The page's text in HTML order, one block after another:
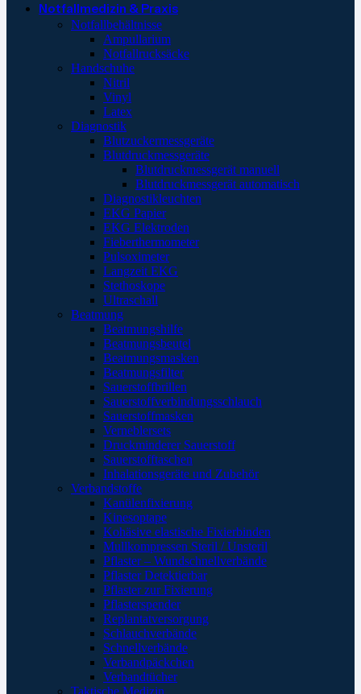
Notfallmedizin & Praxis
Notfallbehältnisse
Ampullarium
Notfallrucksäcke
Handschuhe
Nitril
Vinyl
Latex
Diagnostik
Blutzuckermessgeräte
Blutdruckmessgeräte
Blutdruckmessgerät manuell
Blutdruckmessgerät automatisch
Diagnostikleuchten
EKG Papier
EKG Elektroden
Fieberthermometer
Pulsoximeter
Langzeit EKG
Stethoskope
Ultraschall
Beatmung
Beatmungshilfe
Beatmungsbeutel
Beatmungsmasken
Beatmungsfilter
Sauerstoffbrillen
Sauerstoffverbindungsschlauch
Sauerstoffmasken
Verneblersets
Druckminderer Sauerstoff
Sauerstofftaschen
Inhalationsgeräte und Zubehör
Verbandstoffe
Kanülenfixierung
Kinesoptape
Kohäsive elastische Fixierbinden
Mullkompressen Steril / Unsteril
Pflaster – Wundschnellverbände
Pflaster Detektierbar
Pflaster zur Fixierung
Pflasterspender
Replantatversorgung
Schlauchverbände
Schnellverbände
Verbandpäckchen
Verbandtücher
Taktische Medizin